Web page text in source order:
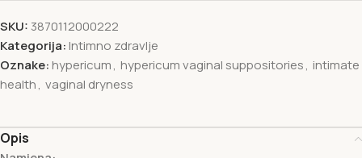
SKU: 3870112000222
Kategorija: Intimno zdravlje
Oznake: hypericum, hypericum vaginal suppositories, intimate
health, vaginal dryness
Opis